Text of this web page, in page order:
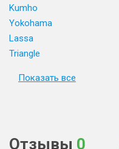
Kumho
Yokohama
Lassa
Triangle
Показать все
Отзывы 0